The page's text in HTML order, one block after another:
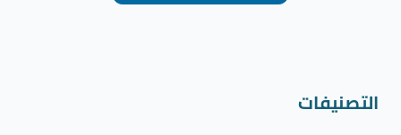
التصنيفات